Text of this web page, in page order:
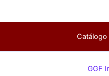
Catálogo
GGF